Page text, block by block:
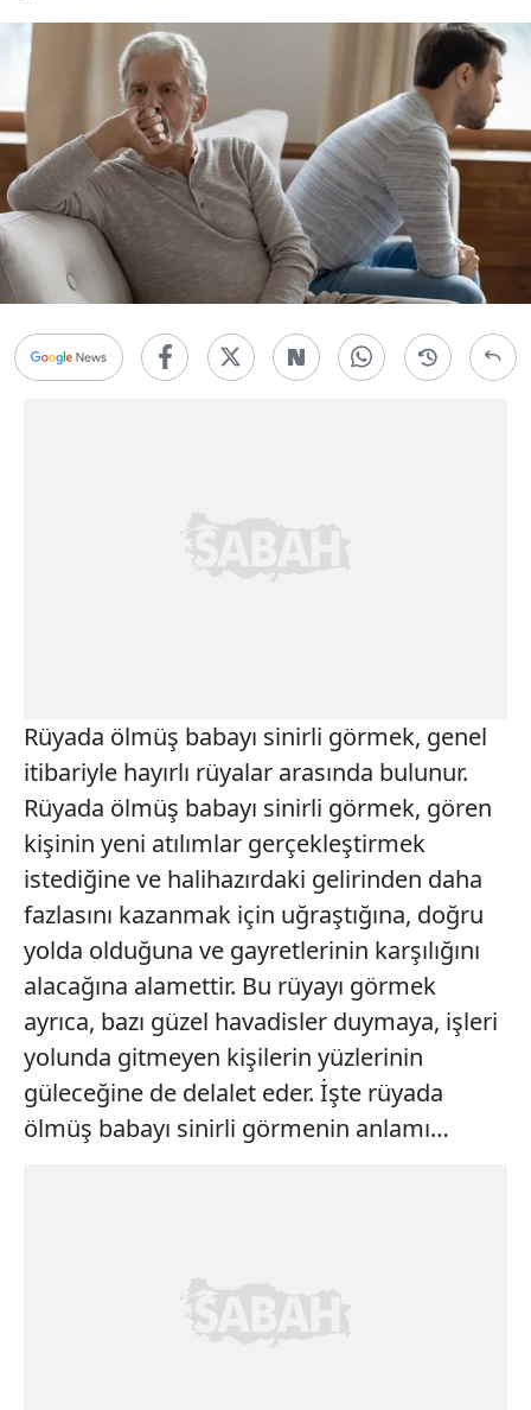
Rüyada ölmüş babayı sinirli görmek, genel
itibariyle hayırlı rüyalar arasında bulunur.
Rüyada ölmüş babayı sinirli görmek, gören
kişinin yeni atılımlar gerçekleştirmek
istediğine ve halihazırdaki gelirinden daha
fazlasını kazanmak için uğraştığına, doğru
yolda olduğuna ve gayretlerinin karşılığını
alacağına alamettir. Bu rüyayı görmek
ayrıca, bazı güzel havadisler duymaya, işleri
yolunda gitmeyen kişilerin yüzlerinin
güleceğine de delalet eder. İşte rüyada
ölmüş babayı sinirli görmenin anlamı…